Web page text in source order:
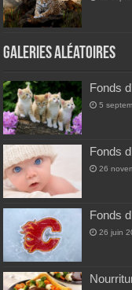
Galeries Aléatoires
Fonds
5
Fonds
26
Fonds
26 juin